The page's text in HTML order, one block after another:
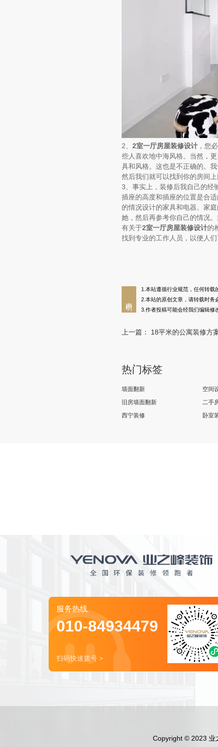
2、 2室一厅房屋装修设计，您
些人喜欢地中海风格。当然，
具和风格。这也是不正确的。
然后我们就可以找到你的房间
3、事实上，装修后我自己的经
插座的高度和插座的位置是合
的情况设计的家具和电器。家
她，然后再参考你自己的情况
有关于2室一厅房屋装修设计的
找到专业的工作人员，以便人
1.本站遵循行业规范，任何转载
2.本站的原创文章，请转载时务
3.作者投稿可能会经我们编辑修
上一篇： 18平米的公寓装修方案以及装修
热门标签
墙面翻新
空间
旧房墙面翻新
二手
西宁装修
卧室
服务热线
010-84934479
扫码快速拨号 >
Copyright © 2023 业